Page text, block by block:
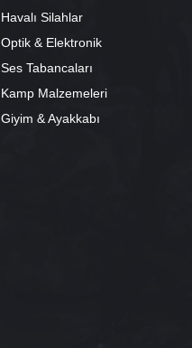
Havalı Silahlar
Optik & Elektronik
Ses Tabancaları
Kamp Malzemeleri
Giyim & Ayakkabı